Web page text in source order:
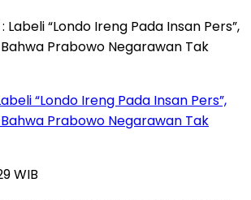
“Londo Ireng Pada Insan Pers”,
Prabowo Negarawan Tak
WIB